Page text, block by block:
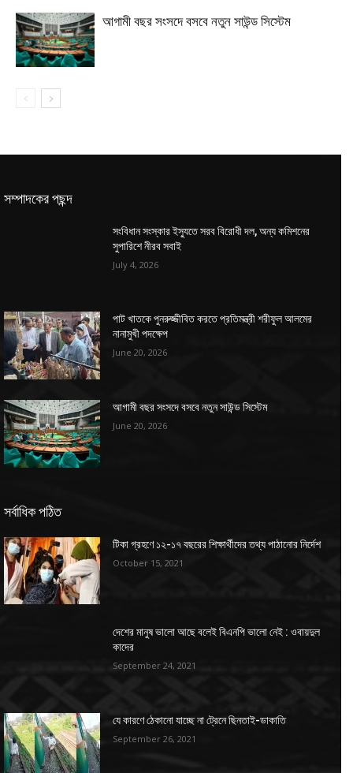
আগামী বছর সংসদে বসবে নতুন সাউন্ড সিস্টেম
সম্পাদকের পছন্দ
সংবিধান সংস্কার ইস্যুতে সরব বিরোধী দল, অন্য কমিশনের
সুপারিশে নীরব সবাই
July 4, 2026
পাট খাতকে পুনরুজ্জীবিত করতে প্রতিমন্ত্রী শরীফুল আলমের
নানামুখী পদক্ষেপ
June 20, 2026
আগামী বছর সংসদে বসবে নতুন সাউন্ড সিস্টেম
June 20, 2026
সর্বাধিক পঠিত
টিকা গ্রহণে ১২-১৭ বছরের শিক্ষার্থীদের তথ্য পাঠানোর নির্দেশ
October 15, 2021
দেশের মানুষ ভালো আছে বলেই বিএনপি ভালো নেই : ওবায়দুল
কাদের
September 24, 2021
যে কারণে ঠেকানো যাচ্ছে না ট্রেনে ছিনতাই-ডাকাতি
September 26, 2021